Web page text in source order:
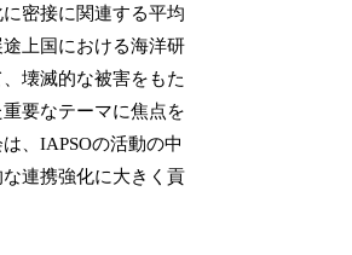
密接に関連する平均
上国における海洋研
壊滅的な被害をもた
要なテーマに焦点を
、IAPSOの活動の中
連携強化に大きく貢